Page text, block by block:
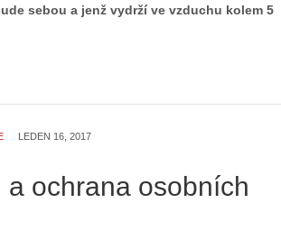
sebou a jenž vydrží ve vzduchu kolem 5
LEDEN 16, 2017
ochrana osobních